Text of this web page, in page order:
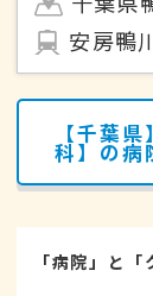
安房鴨
【千葉
科】の病
「病院」と